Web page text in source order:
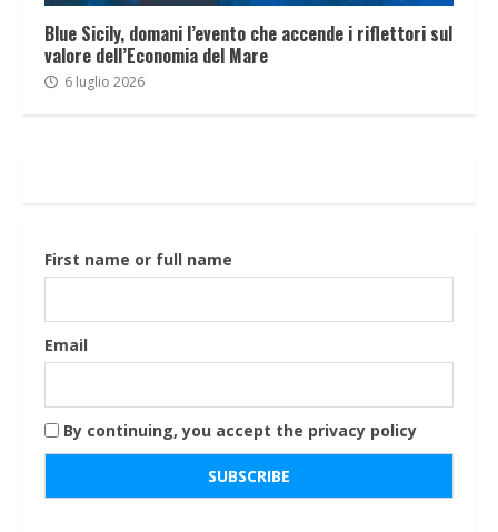
Blue Sicily, domani l’evento che accende i riflettori sul
valore dell’Economia del Mare
6 luglio 2026
First name or full name
Email
By continuing, you accept the privacy policy